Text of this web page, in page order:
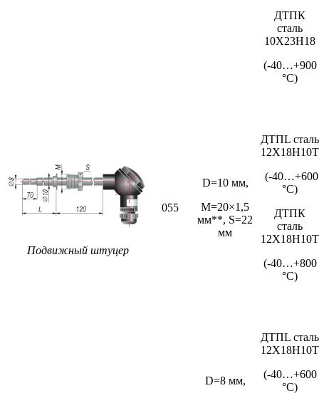
ДТПК
сталь
10Х23Н18
(-40…+900
°С)
Подвижный штуцер
055
D=10 мм,
M=20×1,5
мм**, S=22
мм
ДТПL сталь
12Х18Н10Т
(-40…+600
°С)
ДТПК
сталь
12Х18Н10Т
(-40…+800
°С)
D=8 мм,
ДТПL сталь
12Х18Н10Т
(-40…+600
°С)